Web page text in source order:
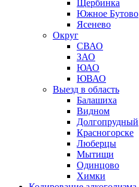
Щербинка
Южное Бутово
Ясенево
Округ
СВАО
ЗАО
ЮАО
ЮВАО
Выезд в область
Балашиха
Видном
Долгопрудный
Красногорске
Люберцы
Мытищи
Одинцово
Химки